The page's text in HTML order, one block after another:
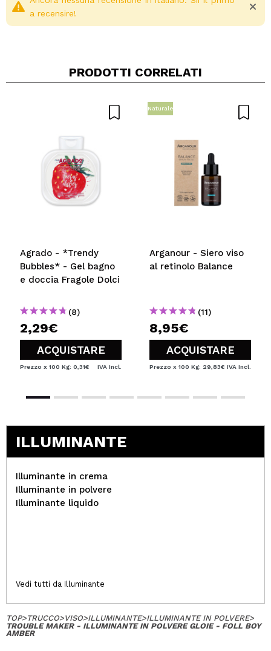
Alcohol-free.
Paraben-free.
Il tuo video potrebbe essere il primo. Immaginalo...
Consiglieresti questo acquisto? Si No
a recensire!
PRODOTTI CORRELATI
Agrado - *Trendy
Bubbles* - Gel bagno
e doccia Fragole Dolci
(8)
2,29€
ACQUISTARE
Prezzo x 100 Kg: 0,31€ IVA Incl.
Naturale
Arganour - Siero viso
al retinolo Balance
(11)
8,95€
ACQUISTARE
Prezzo x 100 Kg: 29,83€ IVA Incl.
ILLUMINANTE
Illuminante in crema
Illuminante in polvere
Illuminante liquido
Vedi tutti da Illuminante
TOP>TRUCCO>VISO>ILLUMINANTE>ILLUMINANTE IN POLVERE>
TROUBLE MAKER - ILLUMINANTE IN POLVERE GLOIE - FOLL BOY
AMBER